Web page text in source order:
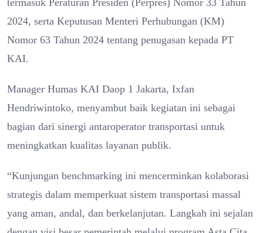
2024, serta Keputusan Menteri Perhubungan (KM)
Nomor 63 Tahun 2024 tentang penugasan kepada PT
KAI.
Manager Humas KAI Daop 1 Jakarta, Ixfan
Hendriwintoko, menyambut baik kegiatan ini sebagai
bagian dari sinergi antaroperator transportasi untuk
meningkatkan kualitas layanan publik.
“Kunjungan benchmarking ini mencerminkan kolaborasi
strategis dalam memperkuat sistem transportasi massal
yang aman, andal, dan berkelanjutan. Langkah ini sejalan